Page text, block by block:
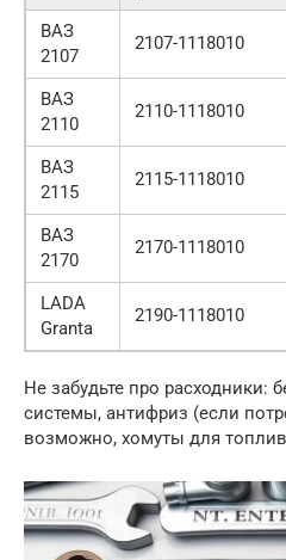
ВАЗ
2107
2107-1118010
ВАЗ
2110
2110-1118010
ВАЗ
2115
2115-1118010
ВАЗ
2170
2170-1118010
LADA
Granta
2190-1118010
Не забудьте про расходники:
системы, антифриз (если
возможно, хомуты для